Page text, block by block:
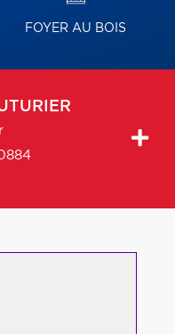
FOYER AU BOIS